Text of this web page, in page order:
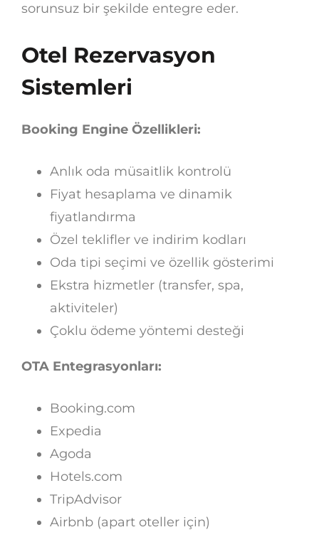
sorunsuz bir şekilde entegre eder.
Otel Rezervasyon
Sistemleri
Booking Engine Özellikleri:
Anlık oda müsaitlik kontrolü
Fiyat hesaplama ve dinamik
fiyatlandırma
Özel teklifler ve indirim kodları
Oda tipi seçimi ve özellik gösterimi
Ekstra hizmetler (transfer, spa,
aktiviteler)
Çoklu ödeme yöntemi desteği
OTA Entegrasyonları:
Booking.com
Expedia
Agoda
Hotels.com
TripAdvisor
Airbnb (apart oteller için)